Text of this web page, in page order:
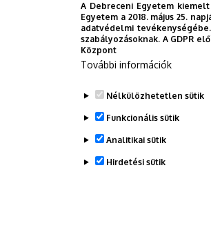
Sajtóközpont
A Debreceni Egyetem
Egyetem a 2018. május 25.
adatvédelmi
szabályozásoknak. A GDPR
Központ
További információk
Nélkülözhetetlen sütik
Funkcionális sütik
Analitikai sütik
Hirdetési sütik